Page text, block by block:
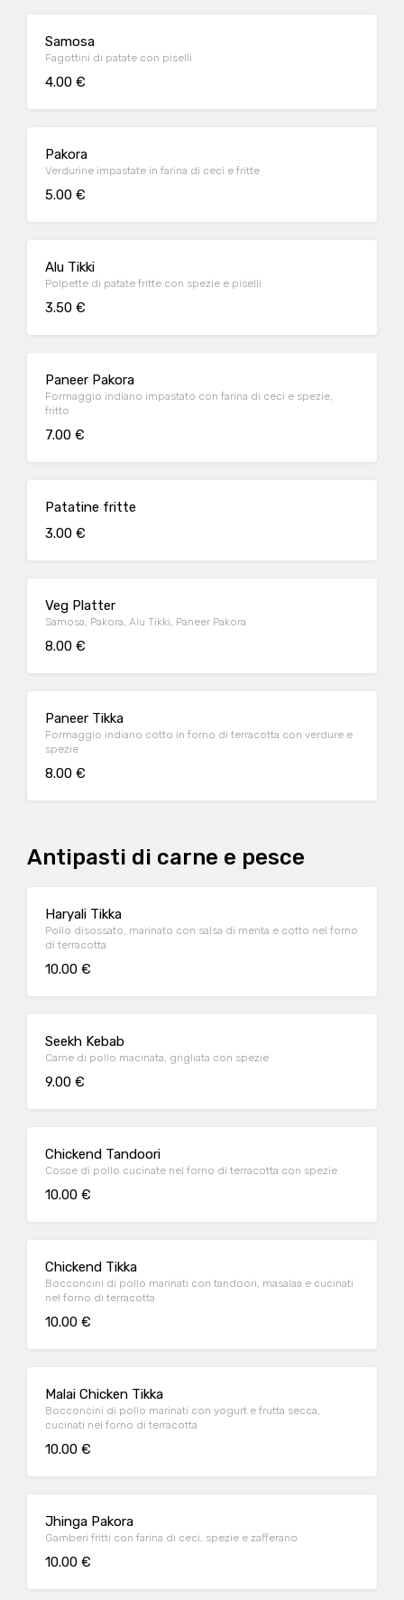
Samosa
Fagottini di patate con piselli
4.00 €
Pakora
Verdurine impastate in farina di ceci e fritte
5.00 €
Alu Tikki
Polpette di patate fritte con spezie e piselli
3.50 €
Paneer Pakora
Formaggio indiano impastato con farina di ceci e spezie,
fritto
7.00 €
Patatine fritte
3.00 €
Veg Platter
Samosa, Pakora, Alu Tikki, Paneer Pakora
8.00 €
Paneer Tikka
Formaggio indiano cotto in forno di terracotta con verdure e
spezie
8.00 €
Antipasti di carne e pesce
Haryali Tikka
Pollo disossato, marinato con salsa di menta e cotto nel forno
di terracotta
10.00 €
Seekh Kebab
Carne di pollo macinata, grigliata con spezie
9.00 €
Chickend Tandoori
Cosce di pollo cucinate nel forno di terracotta con spezie
10.00 €
Chickend Tikka
Bocconcini di pollo marinati con tandoori, masalaa e cucinati
nel forno di terracotta
10.00 €
Malai Chicken Tikka
Bocconcini di pollo marinati con yogurt e frutta secca,
cucinati nel forno di terracotta
10.00 €
Jhinga Pakora
Gamberi fritti con farina di ceci, spezie e zafferano
10.00 €